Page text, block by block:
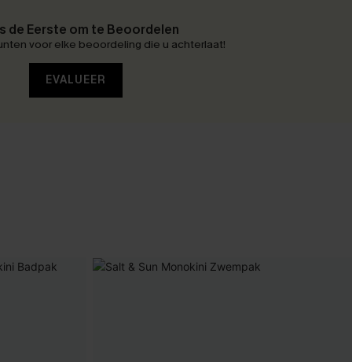
de Eerste om te Beoordelen
voor elke beoordeling die u achterlaat!
EVALUEER